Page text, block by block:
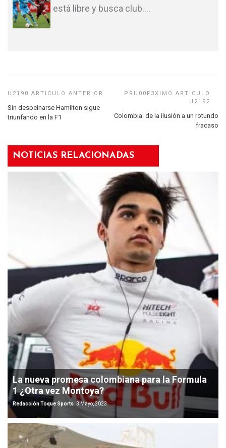
está libre y busca club.…
Sin despeinarse Hamilton sigue
triunfando en la F1
Colombia: de la ilusión a un rotundo
fracaso
NOTICIAS RELACIONADAS
La nueva promesa colombiana para la Formula
1 ¿Otra vez Montoya?
Redacción Toque Sports 3 Mayo, 2023